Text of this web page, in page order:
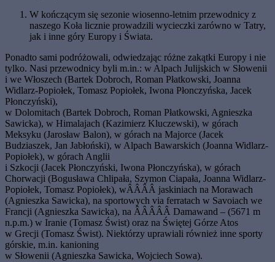
W kończącym się sezonie wiosenno-letnim przewodnicy z
naszego Koła licznie prowadzili wycieczki zarówno w Tatry,
jak i inne góry Europy i Świata.
Ponadto sami podróżowali, odwiedzając różne zakątki Europy i nie
tylko. Nasi przewodnicy byli m.in.: w Alpach Julijskich w Słowenii
i we Włoszech (Bartek Dobroch, Roman Płatkowski, Joanna
Widlarz-Popiołek, Tomasz Popiołek, Iwona Płonczyńska, Jacek
Płonczyński),
w Dolomitach (Bartek Dobroch, Roman Płatkowski, Agnieszka
Sawicka), w Himalajach (Kazimierz Kluczewski), w górach
Meksyku (Jarosław Balon), w górach na Majorce (Jacek
Budziaszek, Jan Jabłoński), w Alpach Bawarskich (Joanna Widlarz-
Popiołek), w górach Anglii
i Szkocji (Jacek Płonczyński, Iwona Płonczyńska), w górach
Chorwacji (Bogusława Chlipała, Szymon Ciapała, Joanna Widlarz-
Popiołek, Tomasz Popiołek), wÂÂÂÂ jaskiniach na Morawach
(Agnieszka Sawicka), na sportowych via ferratach w Savoiach we
Francji (Agnieszka Sawicka), na ÂÂÂÂÂ Damawand – (5671 m
n.p.m.) w Iranie (Tomasz Świst) oraz na Świętej Górze Atos
w Grecji (Tomasz Świst). Niektórzy uprawiali również inne sporty
górskie, m.in. kanioning
w Słowenii (Agnieszka Sawicka, Wojciech Sowa).